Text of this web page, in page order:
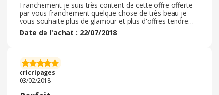
Franchement je suis très content de cette offre offerte
par vous franchement quelque chose de très beau je
vous souhaite plus de glamour et plus d'offres tendre
Merci pour le Ka Je vais promouvoir vos produits tous
les jours Vous n'êtes pas le seul à être le meilleur
Date de l'achat : 22/07/2018
cricripages
03/02/2018